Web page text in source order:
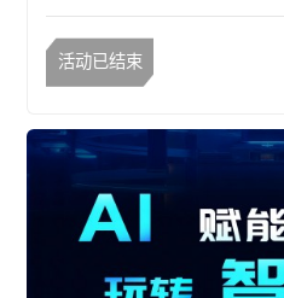
活动已结束